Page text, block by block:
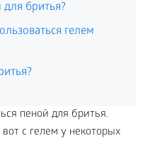
для бритья?
гелем
пеной для бритья.
с гелем у некоторых